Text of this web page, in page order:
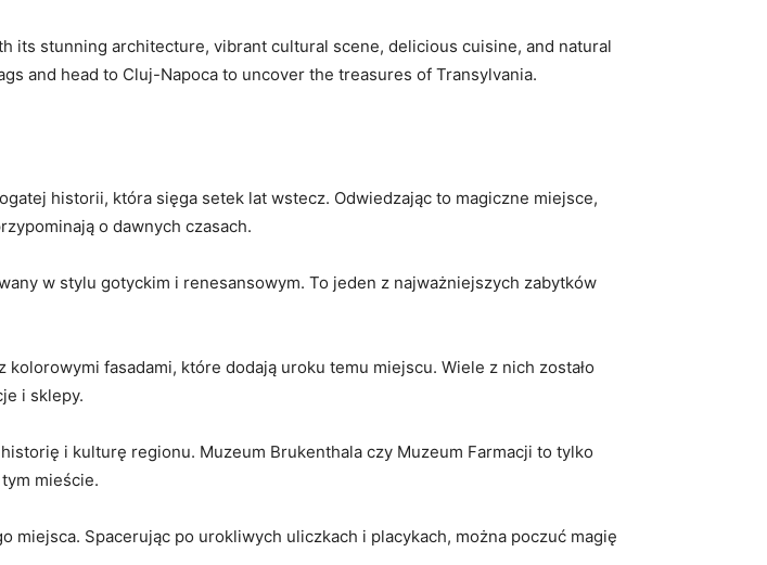
its stunning architecture, vibrant cultural scene, delicious cuisine, and natural
and head to‍ Cluj-Napoca to ​uncover the treasures of Transylvania.
historii, która sięga setek lat wstecz. ⁢Odwiedzając to magiczne miejsce,
o dawnych czasach.
w stylu gotyckim i⁤ renesansowym. To jeden z najważniejszych zabytków
fasadami, ⁢które dodają uroku temu miejscu.‍ Wiele⁢ z ‍nich ⁣zostało
i sklepy.
i⁣ kulturę regionu. Muzeum Brukenthala czy Muzeum Farmacji to‌ tylko
mieście.
Spacerując po urokliwych uliczkach i placykach, można poczuć magię